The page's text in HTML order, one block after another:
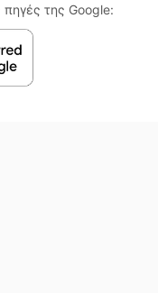
της Google: